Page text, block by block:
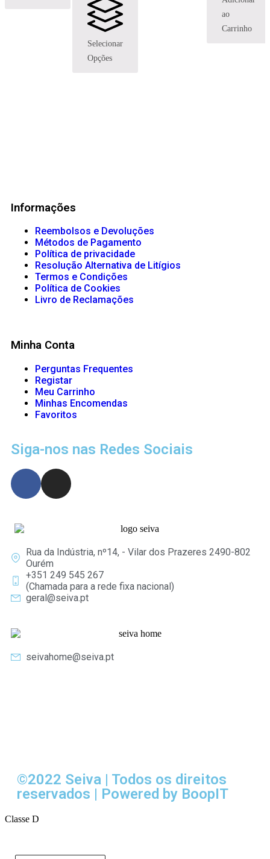
Selecionar
Opções
ao
Carrinho
Informações
Reembolsos e Devoluções
Métodos de Pagamento
Política de privacidade
Resolução Alternativa de Litígios
Termos e Condições
Política de Cookies
Livro de Reclamações
Minha Conta
Perguntas Frequentes
Registar
Meu Carrinho
Minhas Encomendas
Favoritos
Siga-nos nas Redes Sociais
Rua da Indústria, nº14, - Vilar dos Prazeres 2490-802
Ourém
+351 249 545 267
(Chamada para a rede fixa nacional)
geral@seiva.pt
seivahome@seiva.pt
©2022 Seiva | Todos os direitos
reservados | Powered by BoopIT
Classe D